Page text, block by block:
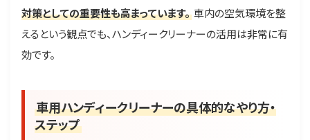
対策としての重要性も高まっています。 車内の空気環境を整
えるという観点でも、ハンディークリーナーの活用は非常に有
効です。
車用ハンディークリーナーの具体的なやり方・
ステップ